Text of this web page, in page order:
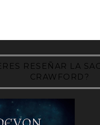
RESEÑAR LA
CRAWFORD?